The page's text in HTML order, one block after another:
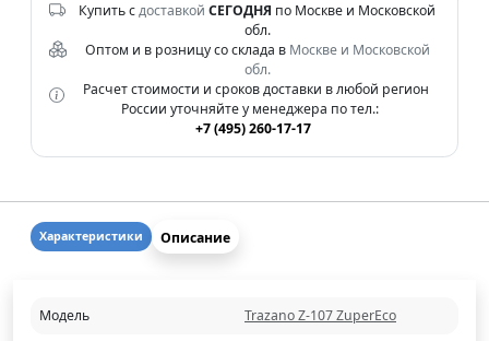
Купить сдоставкой СЕГОДНЯ по Москве и Московской
обл.
Оптом и в розницу со склада в Москве и Московской
обл.
Расчет стоимости и сроков доставки в любой регион
России уточняйте у менеджера по тел.:
+7 (495) 260-17-17
Характеристики Описание
Модель
Trazano Z-107 ZuperEco